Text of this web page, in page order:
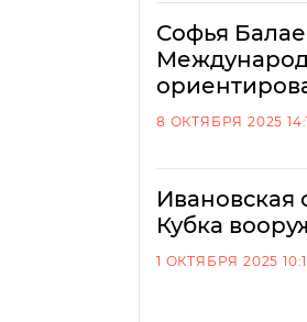
Софья
8 ОКТЯБРЯ 2025
Ивановская
Кубка
1 ОКТЯБРЯ 2025